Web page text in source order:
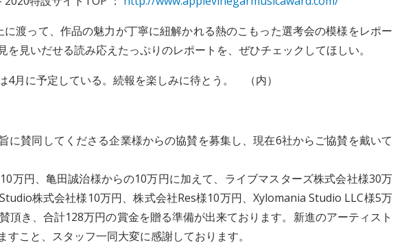
渡って、作品の魅力が丁寧に紐解かれる熱のこもった選考会の模様をレポー
を見いだせる読み応えたっぷりのレポートを、ぜひチェックしてほしい。
4月に予定している。続報を楽しみに待とう。 （内）
に賛同してくださる企業様からの協賛を募集し、現在6社からご協賛を戴いて
万円、亀田誠治様からの10万円に加えて、ライブマスターズ株式会社様30万
株式会社様10万円、株式会社Res様10万円、Xylomania Studio LLC様5万
頂き、合計128万円の賞金を贈る準備が出来ております。新進のアーティスト
こと、スタッフ一同大変に感謝しております。